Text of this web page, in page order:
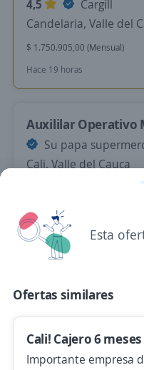
4,5
Cargill
Candelaria, Valle del
$ 1.750.905,00 (Mensual)
Hace 19 horas
Auxililar Operativo
Su papa
Cali, Valle del Cauca
Se precisa Urgente
Auxiliar Operativo
4,0
Cali, Valle del Cauca
Hace 19 horas
Esta
Ofertas similares
Cali! Cajero 6
Importante empresa